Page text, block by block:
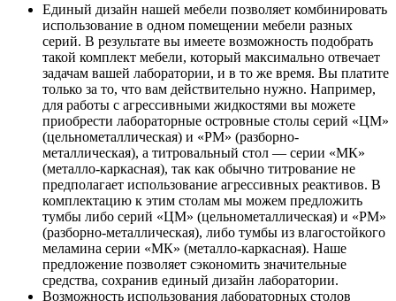
Единый дизайн нашей мебели позволяет комбинировать
использование в одном помещении мебели разных
серий. В результате вы имеете возможность подобрать
такой комплект мебели, который максимально отвечает
задачам вашей лаборатории, и в то же время. Вы платите
только за то, что вам действительно нужно. Например,
для работы с агрессивными жидкостями вы можете
приобрести лабораторные островные столы серий «ЦМ»
(цельнометаллическая) и «РМ» (разборно-
металлическая), а титровальный стол — серии «МК»
(металло-каркасная), так как обычно титрование не
предполагает использование агрессивных реактивов. В
комплектацию к этим столам мы можем предложить
тумбы либо серий «ЦМ» (цельнометаллическая) и «РМ»
(разборно-металлическая), либо тумбы из влагостойкого
меламина серии «МК» (металло-каркасная). Наше
предложение позволяет сэкономить значительные
средства, сохранив единый дизайн лаборатории.
Возможность использования лабораторных столов